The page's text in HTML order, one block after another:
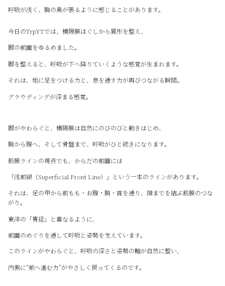
呼吸が浅く、胸の奥が張るように感じることがあります。
今日のTrpYTでは、横隔膜ほぐしから異形を整え、
脚の前面をゆるめました。
脚を整えると、呼吸が下へ降りていくような感覚が生まれます。
それは、地に足をつける力と、息を通す力が再びつながる瞬間。
グラウディングが深まる感覚。
脚がやわらぐと、横隔膜は自然にのびのびと動きはじめ、
胸から腹へ、そして骨盤まで、呼吸がひと続きになります。
筋膜ラインの視点でも、からだの前面には
「浅前線（Superficial Front Line）」という一本のラインがあります。
それは、足の甲から前もも・お腹・胸・首を通り、顔までを結ぶ筋膜のつな
がり。
東洋の「胃経」と重なるように、
前面のめぐりを通して呼吸と姿勢を支えています。
このラインがやわらぐと、呼吸の深さと姿勢の軸が自然に整い、
内側に“前へ進む力”がやさしく戻ってくるのです。